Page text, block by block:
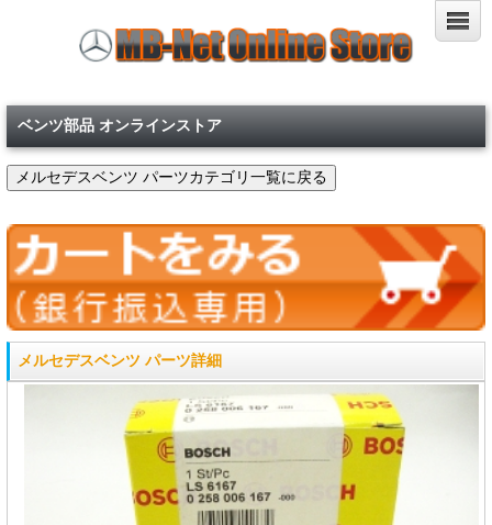
ベンツ部品 オンラインストア
メルセデスベンツ パーツ詳細